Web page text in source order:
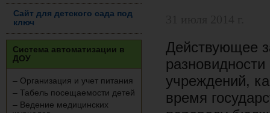
Сайт для детского сада под
ключ
Система автоматизации в
ДОУ
– Организация и учет питания
– Табель посещаемости детей
– Ведение медицинских
Действующее
учреждений,
время